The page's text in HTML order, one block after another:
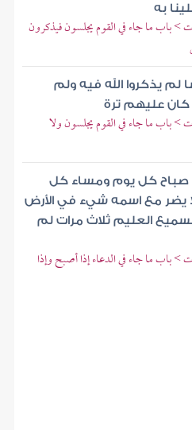
به
باب ما جاء في القوم يجلسون فيذكرون
يذكروا الله فيه ولم
كان عليهم ترة
باب ما جاء في القوم يجلسون ولا
صباح كل يوم ومساء كل
يضر مع اسمه شيء في الأرض
العليم ثلاث مرات لم
باب ما جاء في الدعاء إذا أصبح وإذا